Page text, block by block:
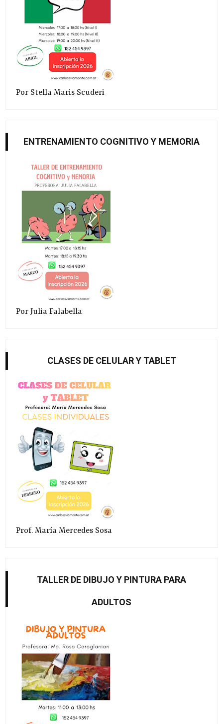
Por Stella Maris Scuderi
ENTRENAMIENTO COGNITIVO Y MEMORIA
Por Julia Falabella
CLASES DE CELULAR Y TABLET
Prof. María Mercedes Sosa
TALLER DE DIBUJO Y PINTURA PARA
ADULTOS